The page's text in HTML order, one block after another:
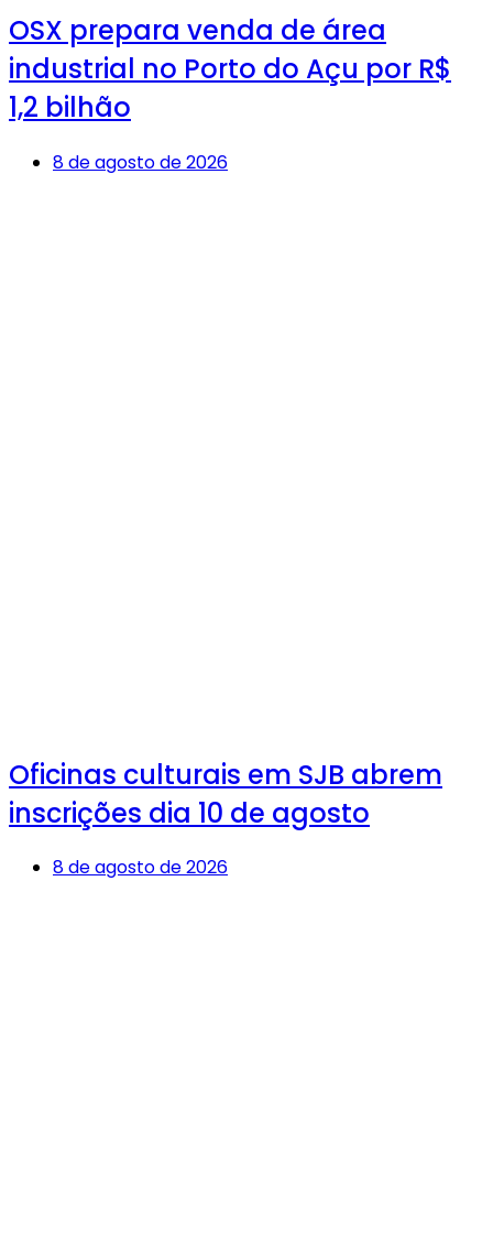
OSX prepara venda de área
industrial no Porto do Açu por R$
1,2 bilhão
8 de agosto de 2026
Oficinas culturais em SJB abrem
inscrições dia 10 de agosto
8 de agosto de 2026